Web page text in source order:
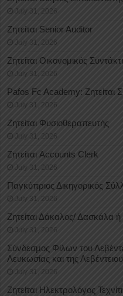
July 31, 2026
Ζητείται Senior Auditor
July 31, 2026
Ζητείται Οικονομικός
July 31, 2026
Pafos Fc Academy: Ζητείται
July 31, 2026
Ζητείται Φυσιοθεραπευτής
July 31, 2026
Ζητείται Accounts Clerk
July 31, 2026
Παγκύπριος Δικηγορικός
July 31, 2026
Ζητείται Δάκαλος/ Δασκάλα ή
July 31, 2026
Σύνδεσμος Φίλων του
Λευκωσίας και της
July 31, 2026
Ζητείται Ηλεκτρολόγος